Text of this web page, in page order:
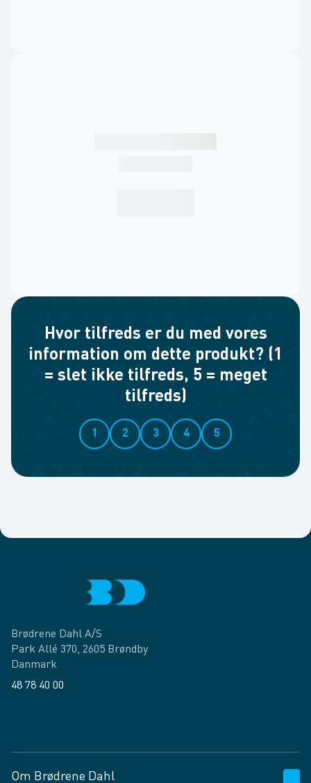
Hvor tilfreds er du med vores
information om dette produkt? (1
= slet ikke tilfreds, 5 = meget
tilfreds)
1 2 3 4 5
Brødrene Dahl A/S
Park Allé 370, 2605 Brøndby
Danmark
48 78 40 00
Om Brødrene Dahl